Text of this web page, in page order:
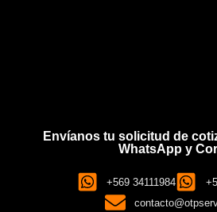
Envíanos tu solicitud de
WhatsApp y
+569 34111984